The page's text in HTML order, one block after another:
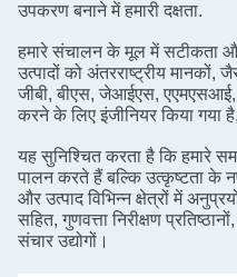
उपकरण बनाने में हमारी दक्षता.
हमारे संचालन के मूल में सटीकता
उत्पादों को अंतरराष्ट्रीय
जीबी, बीएस, जेआईएस,
करने के लिए इंजीनियर किया
यह सुनिश्चित करता है कि हमारे
पालन करते हैं बल्कि उत्कृष्टता के
और उत्पाद विभिन्न क्षेत्रों में
सहित, गुणवत्ता निरीक्षण
संचार उद्योगों।